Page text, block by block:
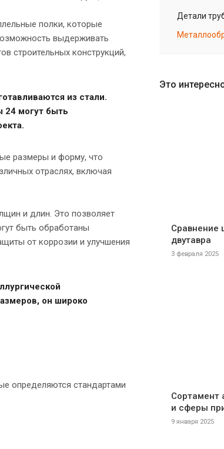
полки, которые
выдерживать
строительных конструкций,
из стали.
24 могут быть
размеры и форму, что
отраслях, включая
и длин. Это позволяет
быть обработаны
от коррозии и улучшения
он широко
определяются стандартами
Детали
Это
Сравнение
двутавра
3 февраля 2025
Сортамент
и сферы
9 января 2025